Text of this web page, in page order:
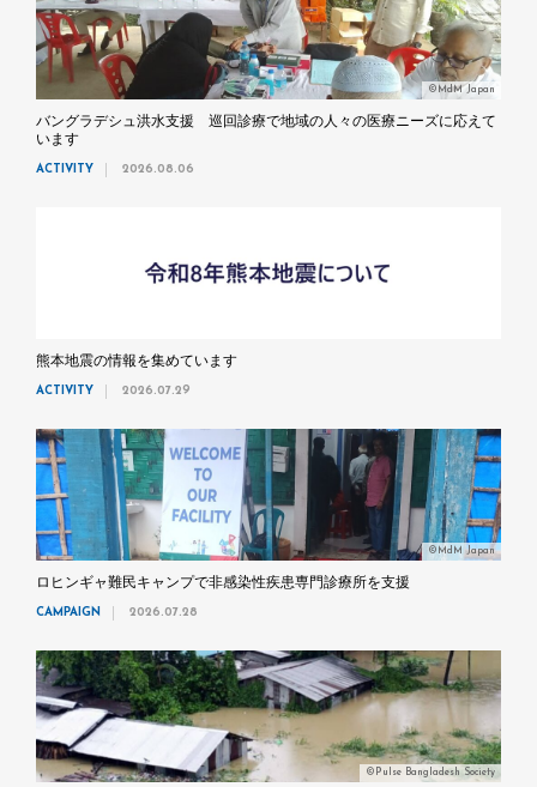
©MdM Japan
バングラデシュ洪水支援 巡回診療で地域の人々の医療ニーズに応えて
います
ACTIVITY 2026.08.06
熊本地震の情報を集めています
ACTIVITY 2026.07.29
©MdM Japan
ロヒンギャ難民キャンプで非感染性疾患専門診療所を支援
CAMPAIGN 2026.07.28
©Pulse Bangladesh Society